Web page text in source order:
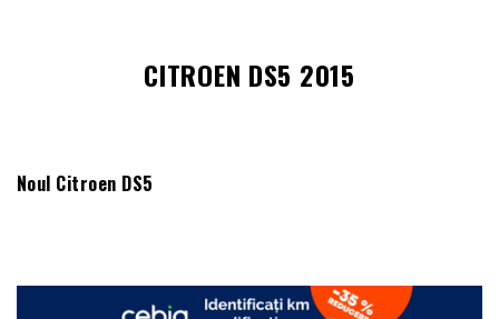
CITROEN DS5 2015
Noul Citroen DS5